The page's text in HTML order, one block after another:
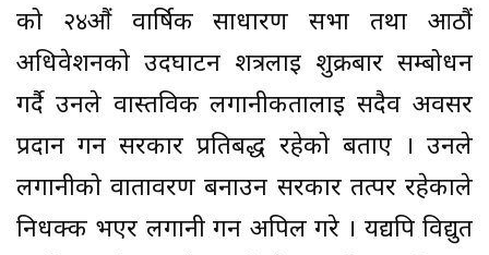
को २४औं वार्षिक साधारण सभा तथा आठौं
अधिवेशनको उदघाटन शत्रलाई शुक्रबार सम्बोधन
गर्दै उनले वास्तविक लगानीकर्तालाई सदैव अवसर
प्रदान गर्न सरकार प्रतिबद्ध रहेको बताए । उनले
लगानीको वातावरण बनाउन सरकार तत्पर रहेकाले
निर्धक्क भएर लगानी गर्न अपिल गरे । यद्यपि विद्युत